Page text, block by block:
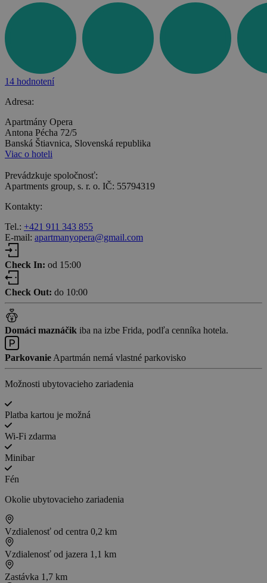
14 hodnotení
Adresa:
Apartmány Opera
Antona Pécha 72/5
Banská Štiavnica, Slovenská republika
Viac o hoteli
Prevádzkuje spoločnosť:
Apartments group, s. r. o. IČ: 55794319
Kontakty:
Tel.: +421 911 343 855
E-mail: apartmanyopera@gmail.com
Check In: od 15:00
Check Out: do 10:00
Domáci maznáčik iba na izbe Frida, podľa cenníka hotela.
Parkovanie Apartmán nemá vlastné parkovisko
Možnosti ubytovacieho zariadenia
Platba kartou je možná
Wi-Fi zdarma
Minibar
Fén
Okolie ubytovacieho zariadenia
Vzdialenosť od centra 0,2 km
Vzdialenosť od jazera 1,1 km
Zastávka 1,7 km